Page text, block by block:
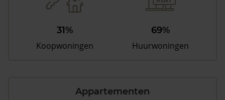
31%
Koopwoningen
69%
Huurwoningen
Appartementen